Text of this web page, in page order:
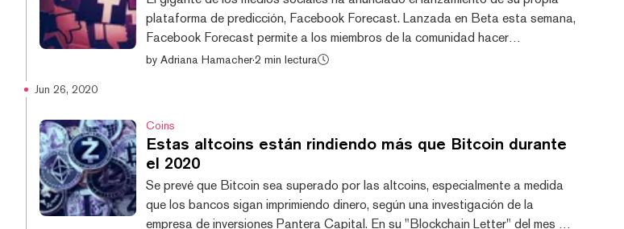
plataforma de predicción, Facebook Forecast. Lanzada en Beta esta semana,
Facebook Forecast permite a los miembros de la comunidad hacer
predicciones sobre futuros eventos. Actualmente, la industria del mercado de
by Adriana Hamacher·2 min lectura
Jun 26, 2020
Coins
Estas altcoins están rindiendo más que Bitcoin durante
el 2020
Se prevé que Bitcoin sea superado por las altcoins, especialmente a medida
que los bancos sigan imprimiendo dinero, según una investigación de la
empresa de inversiones Pantera Capital. En su "Blockchain Letter" del mes de